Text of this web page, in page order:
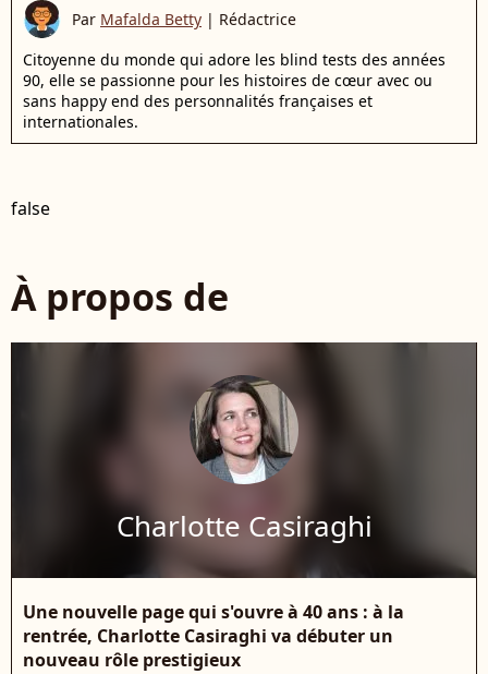
Par Mafalda Betty | Rédactrice
Citoyenne du monde qui adore les blind tests des années
90, elle se passionne pour les histoires de cœur avec ou
sans happy end des personnalités françaises et
internationales.
false
À propos de
Charlotte Casiraghi
Une nouvelle page qui s'ouvre à 40 ans : à la
rentrée, Charlotte Casiraghi va débuter un
nouveau rôle prestigieux